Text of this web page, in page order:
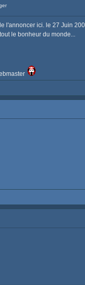
l'annoncer ici. le 27 Juin
le bonheur du monde...